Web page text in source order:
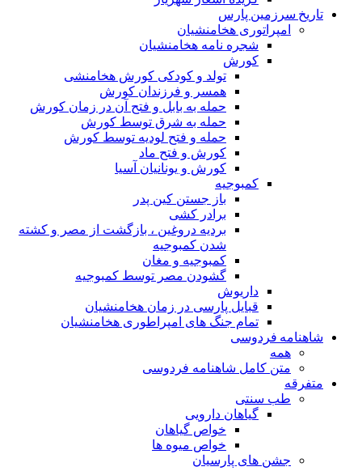
تاریخ سرزمین پارس
امپراتوری هخامنشیان
شجره نامه هخامنشیان
کورش
تولد و کودکی کورش هخامنشی
همسر و فرزندان کورش
حمله به بابل و فتح آن در زمان کورش
حمله به شرق توسط کورش
حمله و فتح لودیه توسط کورش
کورش و فتح ماد
کورش و یونانیان آسیا
کمبوجیه
باز جستن کین پدر
برادر کشی
بردیه دروغین ، بازگشت از مصر و کشته
شدن کمبوجیه
کمبوجیه و مغان
گشودن مصر توسط کمبوجیه
داریوش
قبایل پارسی در زمان هخامنشیان
تمام جنگ های امپراطوری هخامنشیان
شاهنامه فردوسی
همه
متن کامل شاهنامه فردوسی
متفرقه
طب سنتی
گیاهان دارویی
خواص گیاهان
خواص میوه ها
جشن های پارسیان